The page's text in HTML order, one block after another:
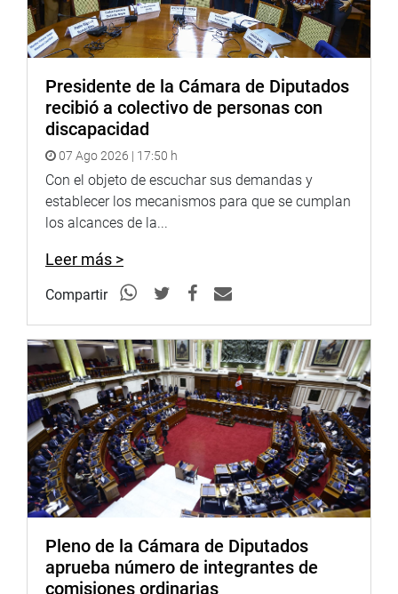
http://www.youtube.com/congresoperu>
Soundcloud:https://soundcloud.com/radiocongreso
https://soundcloud.com/radiocongreso>
http://www4.congreso.gob.pe/fotografia.asp
Presidente de la Cámara de Diputados
recibió a colectivo de personas con
discapacidad
07 Ago 2026 | 17:50 h
Con el objeto de escuchar sus demandas y
establecer los mecanismos para que se cumplan
los alcances de la...
Leer más >
Compartir
Pleno de la Cámara de Diputados
aprueba número de integrantes de
comisiones ordinarias